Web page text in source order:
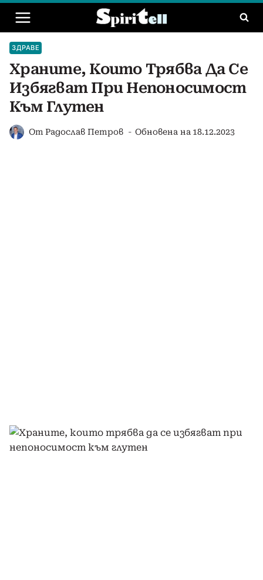
Към
съдържанието
ЗДРАВЕ
Храните, Които Трябва Да Се
Избягват При Непоносимост
Към Глутен
От Радослав Петров Обновена на 18.12.2023